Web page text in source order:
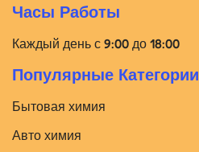
Часы Работы
Каждый день с 9:00 до 18:00
Популярные Категории
Бытовая химия
Авто химия